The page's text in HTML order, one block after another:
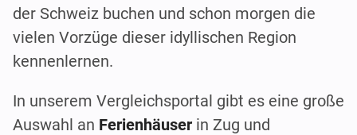
der Schweiz buchen und schon morgen die
vielen Vorzüge dieser idyllischen Region
kennenlernen.
In unserem Vergleichsportal gibt es eine große
Auswahl an Ferienhäuser in Zug und